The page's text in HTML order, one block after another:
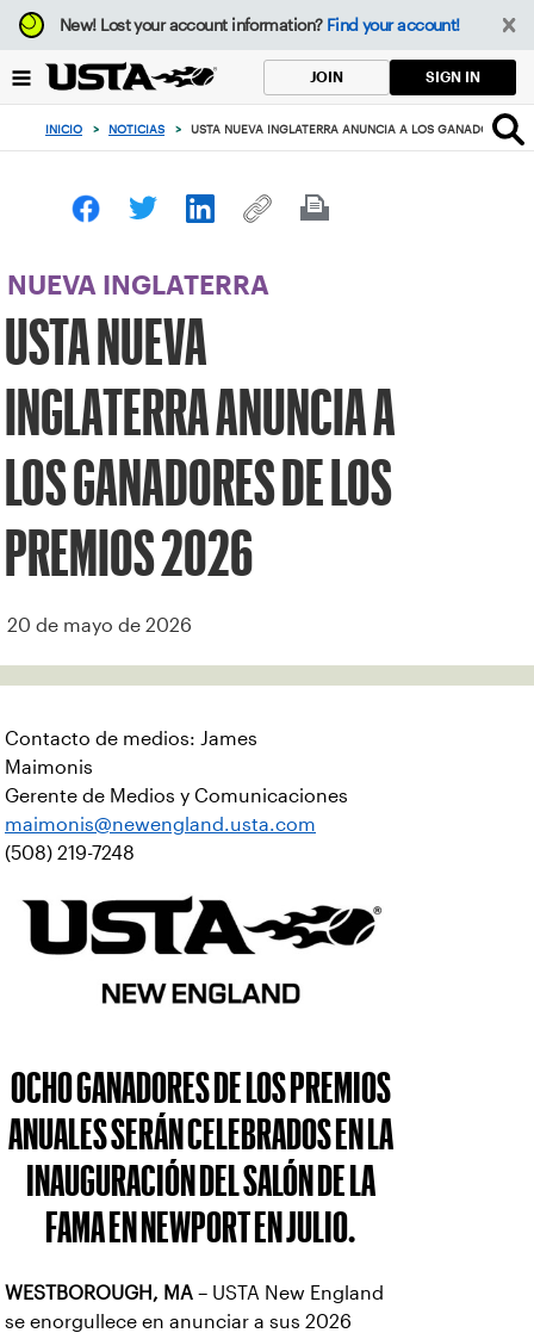
Enfoque
desde
botón
volver
principio
New!Lost your account information? Find your account!
JOIN SIGN IN
INICIO > NOTICIAS > USTA NUEVA INGLATERRA ANUNCIA A LOS GANADORES
NUEVA INGLATERRA
USTA NUEVA
INGLATERRA ANUNCIA A
LOS GANADORES DE LOS
PREMIOS 2026
20 de mayo de 2026
Contacto de medios: James
Maimonis
Gerente de Medios y Comunicaciones
maimonis@newengland.usta.com
(508) 219-7248
OCHO GANADORES DE LOS PREMIOS
ANUALES SERÁN CELEBRADOS EN LA
INAUGURACIÓN DEL SALÓN DE LA
FAMA EN NEWPORT EN JULIO.
WESTBOROUGH, MA – USTA New England
se enorgullece en anunciar a sus 2026